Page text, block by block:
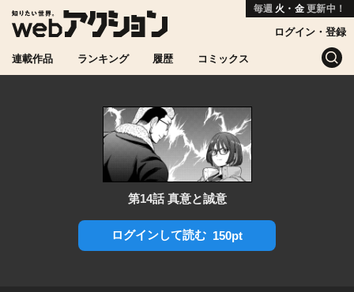
毎週 火・金 更新中！
連載作品 ランキング 履歴 コミックス
ログイン・登録
第14話 真意と誠意
ログインして読む 150pt